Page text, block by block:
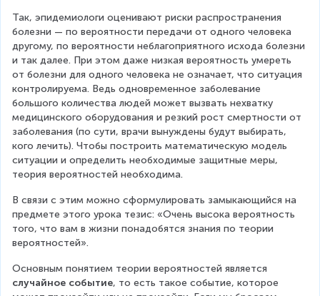
Так, эпидемиологи оценивают риски распространения
болезни — по вероятности передачи от одного человека
другому, по вероятности неблагоприятного исхода болезни
и так далее. При этом даже низкая вероятность умереть
от болезни для одного человека не означает, что ситуация
контролируема. Ведь одновременное заболевание
большого количества людей может вызвать нехватку
медицинского оборудования и резкий рост смертности от
заболевания (по сути, врачи вынуждены будут выбирать,
кого лечить). Чтобы построить математическую модель
ситуации и определить необходимые защитные меры,
теория вероятностей необходима.
В связи с этим можно сформулировать замыкающийся на
предмете этого урока тезис: «Очень высока вероятность
того, что вам в жизни понадобятся знания по теории
вероятностей».
Основным понятием теории вероятностей является
случайное событие, то есть такое событие, которое